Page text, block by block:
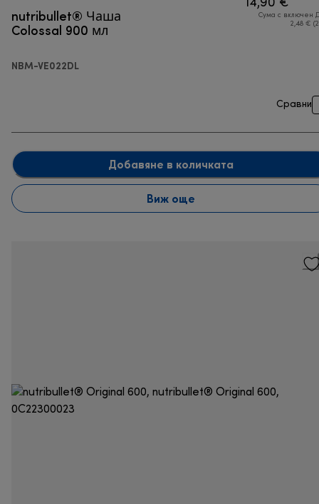
nutribullet® Чаша
Colossal 900 мл
NBM-VE022DL
14,90 €
Сума с включен
2,48 €
Сравни
Добавяне в количката
Виж още